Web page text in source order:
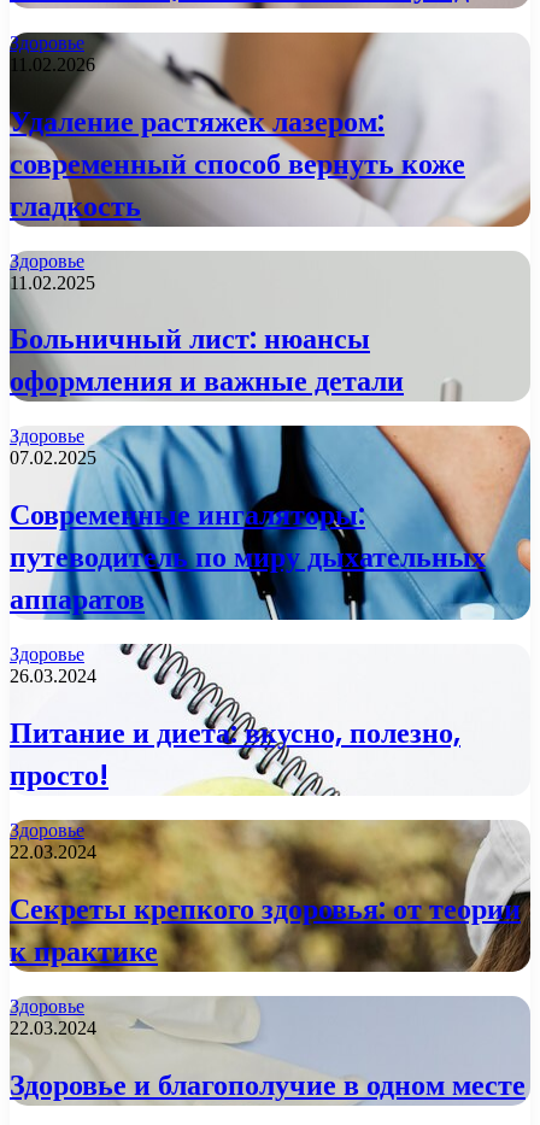
Здоровье
11.02.2026
Удаление растяжек лазером:
современный способ вернуть коже
гладкость
Здоровье
11.02.2025
Больничный лист: нюансы
оформления и важные детали
Здоровье
07.02.2025
Современные ингаляторы:
путеводитель по миру дыхательных
аппаратов
Здоровье
26.03.2024
Питание и диета: вкусно, полезно,
просто!
Здоровье
22.03.2024
Секреты крепкого здоровья: от теории
к практике
Здоровье
22.03.2024
Здоровье и благополучие в одном месте